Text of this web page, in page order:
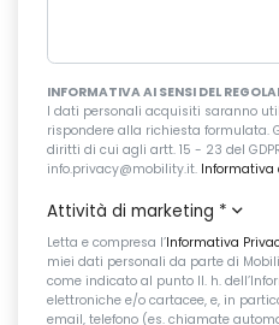
INFORMATIVA AI SENSI DEL
I dati personali acquisiti saranno
rispondere alla richiesta formulata.
diritti di cui agli artt. 15 - 23 del
info.privacy@mobility.it. Informativa
Attività di marketing *
Letta e compresa l’Informativa
miei dati personali da parte di
come indicato al punto II. h.
elettroniche e/o cartacee, e, in
email, telefono (es. chiamate